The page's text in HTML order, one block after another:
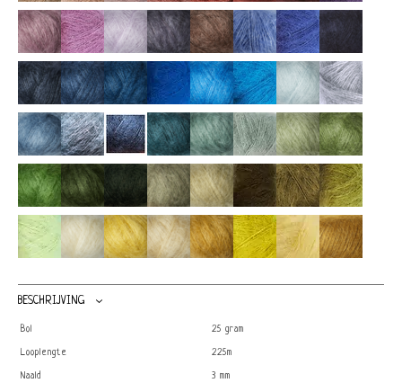
BESCHRIJVING
Bol 25 gram
Looplengte 225m
Naald 3 mm